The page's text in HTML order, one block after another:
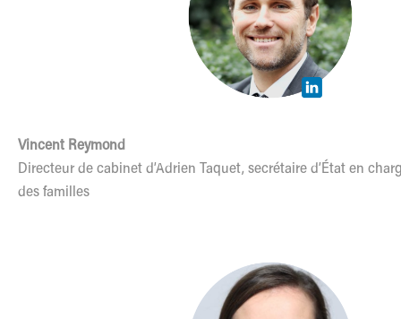
Vincent Reymond
Directeur de cabinet d’Adrien Taquet, secrétaire d’État en
des familles